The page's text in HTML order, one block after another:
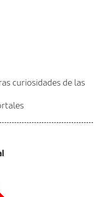
curiosidades de las